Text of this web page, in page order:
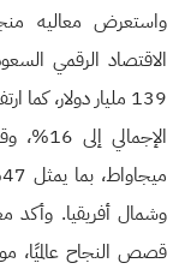
واستعرض معاليه
139 مليار دولار،
وشمال أفريقيا. وأكد
قصص النجاح عالميًا،